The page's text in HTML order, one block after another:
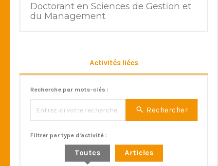
Doctorant en Sciences de Gestion et
du Management
Activités liées
Recherche par mots-clés :
Rechercher
Filtrer par type d'activité :
Toutes Articles